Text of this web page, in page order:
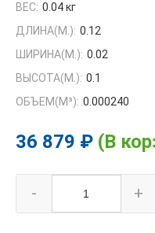
ВЕС: 0.04 кг
ДЛИНА(М.): 0.12
ШИРИНА(М.): 0.02
ВЫСОТА(М.): 0.1
ОБЪЕМ(M³): 0.000240
36 879 ₽ (В
- +